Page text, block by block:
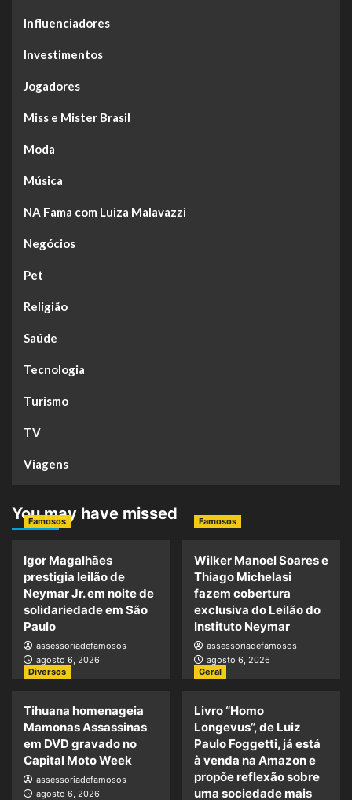
Influenciadores
Investimentos
Jogadores
Miss e Mister Brasil
Moda
Música
NA Fama com Luiza Malavazzi
Negócios
Pet
Religião
Saúde
Tecnologia
Turismo
TV
Viagens
You may have missed
Famosos
Igor Magalhães
prestigia leilão de
Neymar Jr. em noite de
solidariedade em São
Paulo
assessoriadefamosos
agosto 6, 2026
Famosos
Wilker Manoel Soares e
Thiago Michelasi
fazem cobertura
exclusiva do Leilão do
Instituto Neymar
assessoriadefamosos
agosto 6, 2026
Diversos
Tihuana homenageia
Mamonas Assassinas
em DVD gravado no
Capital Moto Week
assessoriadefamosos
agosto 6, 2026
Geral
Livro “Homo
Longevus”, de Luiz
Paulo Foggetti, já está
à venda na Amazon e
propõe reflexão sobre
uma sociedade mais